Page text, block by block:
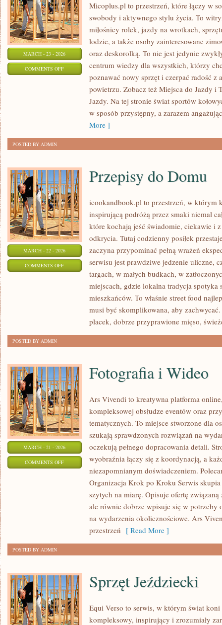
MARCH - 23 - 2026
COMMENTS OFFON
BEZPIECZEŃSTWO
Micoplus.pl to przestrzeń, które łączy w
swobody i aktywnego stylu życia. To
miłośnicy rolek, jazdy na wrotkach,
lodzie, a także osoby zainteresowane
oraz deskorolką. To nie jest jedynie
centrum wiedzy dla wszystkich, którzy
poznawać nowy sprzęt i czerpać radość z
powietrzu. Zobacz też Miejsca do Jazdy i
Jazdy. Na tej stronie świat sportów
w sposób przystępny, a zarazem
More ]
POSTED BY ADMIN
MARCH - 22 - 2026
COMMENTS OFFON
Przepisy do Domu
icookandbook.pl to przestrzeń, w którym
inspirującą podróżą przez smaki niemal
które kochają jeść świadomie, ciekawie i
odkrycia. Tutaj codzienny posiłek
zaczyna przypominać pełną wrażeń
serwisu jest prawdziwe jedzenie uliczne,
targach, w małych budkach, w
miejscach, gdzie lokalna tradycja spotyka
mieszkańców. To właśnie street food
musi być skomplikowana, aby
placek, dobrze przyprawione mięso,
POSTED BY ADMIN
MARCH - 21 - 2026
COMMENTS OFFON
FOTOGRAFIA
Fotografia i Wideo
Ars Vivendi to kreatywna platforma
kompleksowej obsłudze eventów oraz
tematycznych. To miejsce stworzone dla
szukają sprawdzonych rozwiązań na
oczekują pełnego dopracowania detali.
wyobraźnia łączy się z koordynacją, a
niezapomnianym doświadczeniem.
Organizacja Krok po Kroku Serwis
szytych na miarę. Opisuje ofertę
ale równie dobrze wpisuje się w potrzeby
na wydarzenia okolicznościowe. Ars
przestrzeń [ Read More ]
POSTED BY ADMIN
Sprzęt Jeździecki
Equi Verso to serwis, w którym świat
kompleksowy, inspirujący i zrozumiały